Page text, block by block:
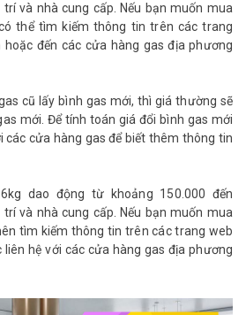
và nhà cung cấp. Nếu bạn muốn mua
thể tìm kiếm thông tin trên các trang
đến các cửa hàng gas địa phương
cũ lấy bình gas mới, thì giá thường sẽ
mới. Để tính toán giá đổi bình gas mới
các cửa hàng gas để biết thêm thông tin
dao động từ khoảng 150.000 đến
và nhà cung cấp. Nếu bạn muốn mua
tìm kiếm thông tin trên các trang web
hệ với các cửa hàng gas địa phương